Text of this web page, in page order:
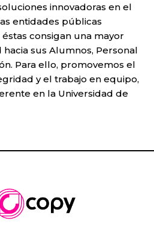
innovadoras en el
entidades públicas
consigan una mayor
sus Alumnos, Personal
Para ello, promovemos el
y el trabajo en equipo,
en la Universidad de